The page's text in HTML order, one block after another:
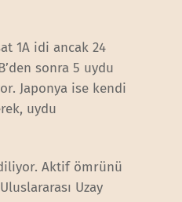
1A idi ancak 24
sonra 5 uydu
Japonya ise kendi
uydu
Aktif ömrünü
Uzay